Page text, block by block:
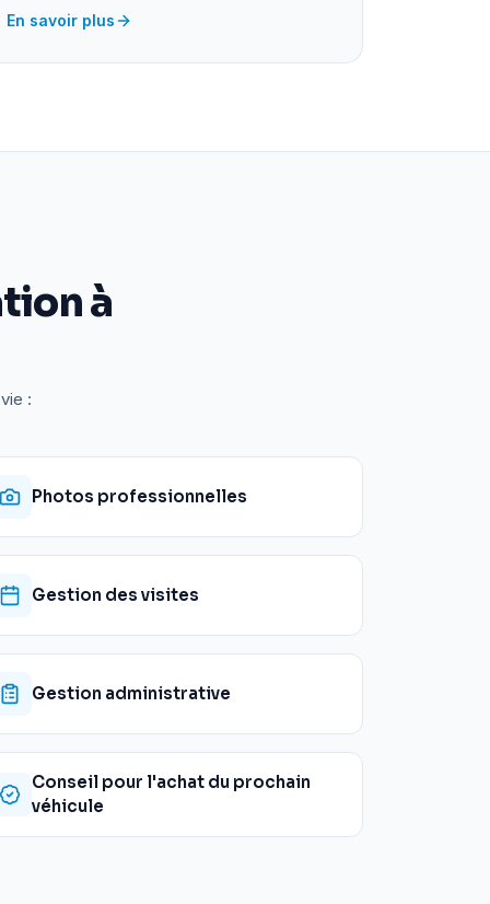
En savoir plus
à
:
Photos professionnelles
Gestion des visites
Gestion administrative
Conseil pour l'achat du prochain
véhicule